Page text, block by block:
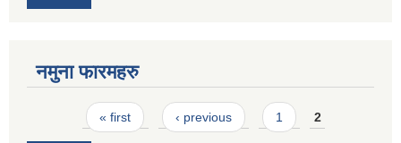
नमुना फारमहरु
Pages« first ‹ previous 1 2